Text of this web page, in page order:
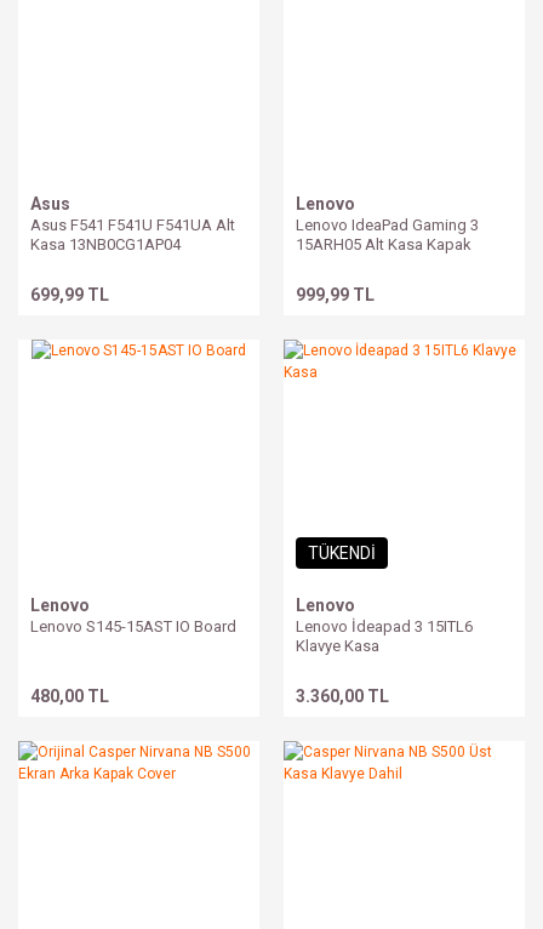
Asus
Asus F541 F541U F541UA Alt
Kasa 13NB0CG1AP04
699,99 TL
Lenovo
Lenovo IdeaPad Gaming 3
15ARH05 Alt Kasa Kapak
999,99 TL
Lenovo
Lenovo S145-15AST IO Board
480,00 TL
TÜKENDİ
Lenovo
Lenovo İdeapad 3 15ITL6
Klavye Kasa
3.360,00 TL